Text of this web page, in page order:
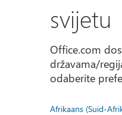
svijetu
Office.com
državama/
odaberite
Afrikaans (Suid-